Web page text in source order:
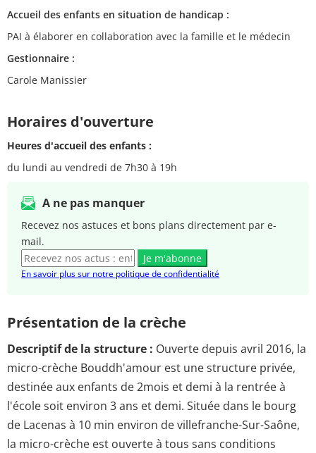
Accueil des enfants en situation de handicap :
PAI à élaborer en collaboration avec la famille et le médecin
Gestionnaire :
Carole Manissier
Horaires d'ouverture
Heures d'accueil des enfants :
du lundi au vendredi de 7h30 à 19h
A ne pas manquer
Recevez nos astuces et bons plans directement par e-
mail.
Je m'abonne
En savoir plus sur notre politique de confidentialité
Présentation de la crèche
Descriptif de la structure : Ouverte depuis avril 2016, la
micro-crèche Bouddh'amour est une structure privée,
destinée aux enfants de 2mois et demi à la rentrée à
l'école soit environ 3 ans et demi. Située dans le bourg
de Lacenas à 10 min environ de villefranche-Sur-Saône,
la micro-crèche est ouverte à tous sans conditions